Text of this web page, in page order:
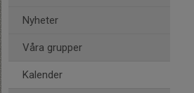
Nyheter
Våra grupper
Kalender